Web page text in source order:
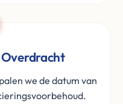
we de datum van